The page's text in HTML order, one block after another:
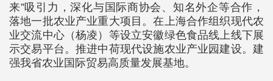
来”吸引力，深化与国际商协会、知名外企等合作，
落地一批农业产业重大项目。在上海合作组织现代农
业交流中心（杨凌）等设立安徽绿色食品线上线下展
示交易平台。推进中荷现代设施农业产业园建设。建
强我省农业国际贸易高质量发展基地。